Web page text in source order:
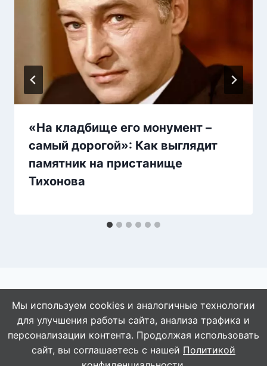
«На кладбище его монумент –
самый дорогой»: Как выглядит
памятник на пристанище
Тихонова
© 2026 АбАлдеть!
Мы используем cookies и аналогичные технологии
для улучшения работы сайта, анализа трафика и
персонализации контента. Продолжая использовать
сайт, вы соглашаетесь с нашей Политикой